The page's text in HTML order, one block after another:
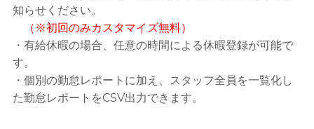
知らせください。
（※初回のみカスタマイズ無料）
・有給休暇の場合、任意の時間による休暇登録が可能で
す。
・個別の勤怠レポートに加え、スタッフ全員を一覧化し
た勤怠レポートをCSV出力できます。